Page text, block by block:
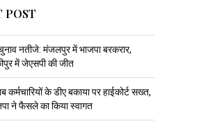
POST
नतीजे: मंजलपुर में भाजपा बरकरार,
में जेएसपी की जीत
कर्मचारियों के डीए बकाया पर हाईकोर्ट सख्त,
ने फैसले का किया स्वागत